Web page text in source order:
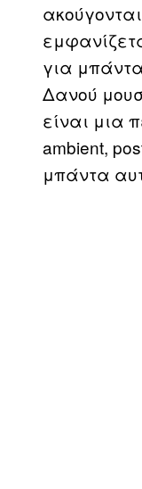
για
Δανού
είναι μια
ambient,
μπάντα